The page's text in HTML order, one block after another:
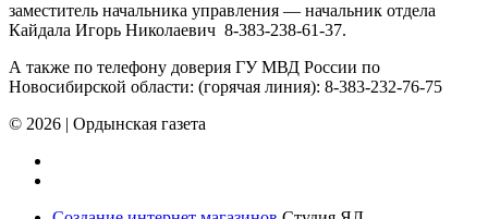
заместитель начальника управления — начальник отдела
Кайдала Игорь Николаевич 8-383-238-61-37.
А также по телефону доверия ГУ МВД России по
Новосибирской области: (горячая линия): 8-383-232-76-75
© 2026 | Ордынская газета